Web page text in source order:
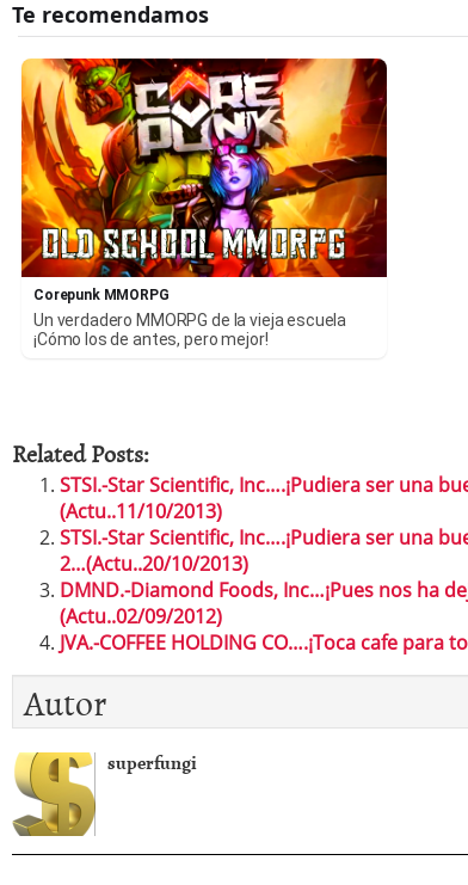
Corepunk MMORPG
Un verdadero MMORPG de la vieja escuela
¡Cómo los de antes, pero mejor!
Related Posts:
STSI.-Star Scientific, Inc….¡Pudiera ser una
(Actu..11/10/2013)
STSI.-Star Scientific, Inc….¡Pudiera ser una
2…(Actu..20/10/2013)
DMND.-Diamond Foods, Inc…¡Pues nos ha
(Actu..02/09/2012)
JVA.-COFFEE HOLDING CO….¡Toca cafe para
Autor
superfungi